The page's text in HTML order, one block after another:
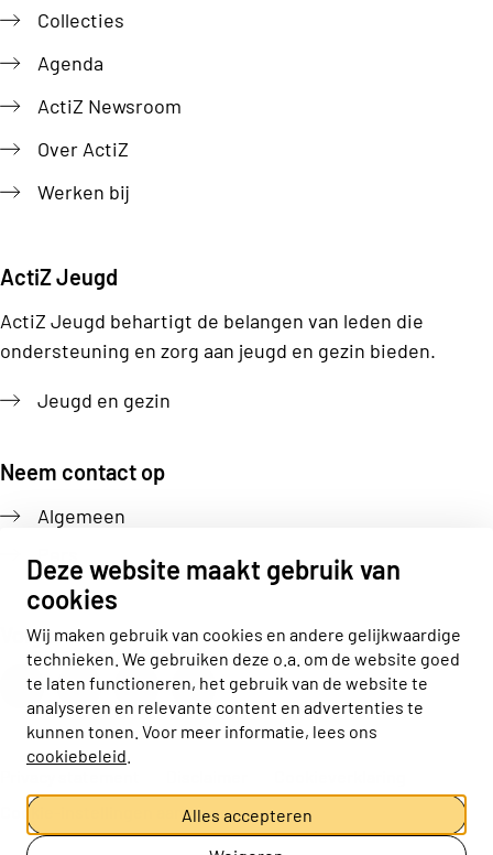
Deze website maakt gebruik van
cookies
Wij maken gebruik van cookies en andere gelijkwaardige
technieken. We gebruiken deze o.a. om de website goed
te laten functioneren, het gebruik van de website te
analyseren en relevante content en advertenties te
kunnen tonen. Voor meer informatie, lees ons
cookiebeleid
Alles accepteren
Collecties
Agenda
ActiZ Newsroom
Over ActiZ
Werken bij
ActiZ Jeugd
ActiZ Jeugd behartigt de belangen van leden die
ondersteuning en zorg aan jeugd en gezin bieden.
Jeugd en gezin
Neem contact op
Algemeen
Pers
Volg ons
Actiz linkedin
Actiz instagram
Actiz youtube
Actiz facebook
Cookie-instellingen aanpassen